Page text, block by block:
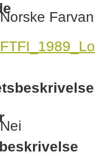
Norske
Nei